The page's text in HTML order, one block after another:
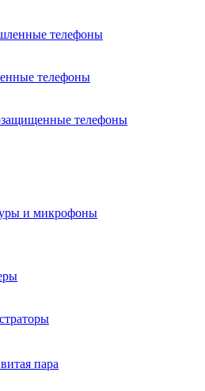
телефоны
телефоны
телефоны
и микрофоны
пара